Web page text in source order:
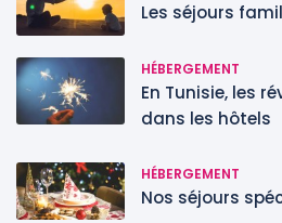
Les séjours
HÉBERGEMENT
En Tunisie, les
dans les hôtels
HÉBERGEMENT
Nos séjours